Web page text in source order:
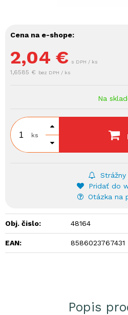
Cena na e-shope:
2,04 € s DPH / ks
1,6585 € bez DPH / ks
Na
ks
Strážny
Pridať do
Otázka na
Obj. čislo: 48164
EAN: 8586023767431
Popis